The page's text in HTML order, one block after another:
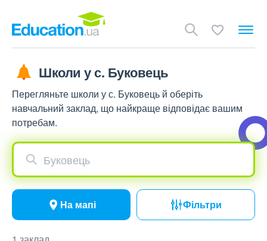
Школи у с. Буковець
Перегляньте школи у с. Буковець й оберіть
навчальний заклад, що найкраще відповідає вашим
потребам.
Буковець
На мапі Фільтри